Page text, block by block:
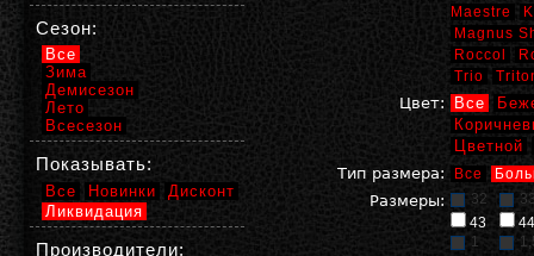
Maestre
Magnus
Roccol
Trio
Цвет: Все
Цветной
Тип размера:
Все
Размеры: 32
43
44
1
Сезон:
Все
Зима
Демисезон
Лето
Всесезон
Показывать:
Все Новинки
Дисконт
Ликвидация
Производители: